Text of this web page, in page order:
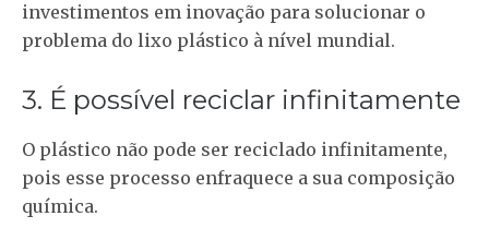
investimentos em inovação para solucionar o
problema do lixo plástico à nível mundial.
3. É possível reciclar infinitamente
O plástico não pode ser reciclado infinitamente,
pois esse processo enfraquece a sua composição
química.